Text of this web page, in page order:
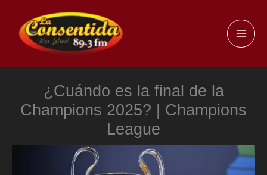
contenido
¿Cuándo es la final de la
Champions 2025? | Champions
League